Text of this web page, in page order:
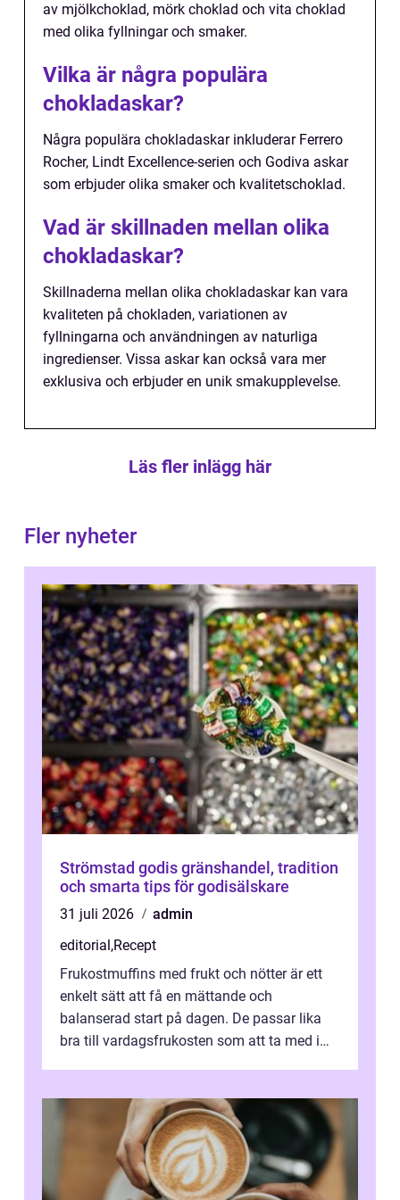
av mjölkchoklad, mörk choklad och vita choklad
med olika fyllningar och smaker.
Vilka är några populära
chokladaskar?
Några populära chokladaskar inkluderar Ferrero
Rocher, Lindt Excellence-serien och Godiva askar
som erbjuder olika smaker och kvalitetschoklad.
Vad är skillnaden mellan olika
chokladaskar?
Skillnaderna mellan olika chokladaskar kan vara
kvaliteten på chokladen, variationen av
fyllningarna och användningen av naturliga
ingredienser. Vissa askar kan också vara mer
exklusiva och erbjuder en unik smakupplevelse.
Läs fler inlägg här
Fler nyheter
Strömstad godis gränshandel, tradition
och smarta tips för godisälskare
31 juli 2026
admin
editorial ,Recept
Frukostmuffins med frukt och nötter är ett
enkelt sätt att få en mättande och
balanserad start på dagen. De passar lika
bra till vardagsfrukosten som att ta med i